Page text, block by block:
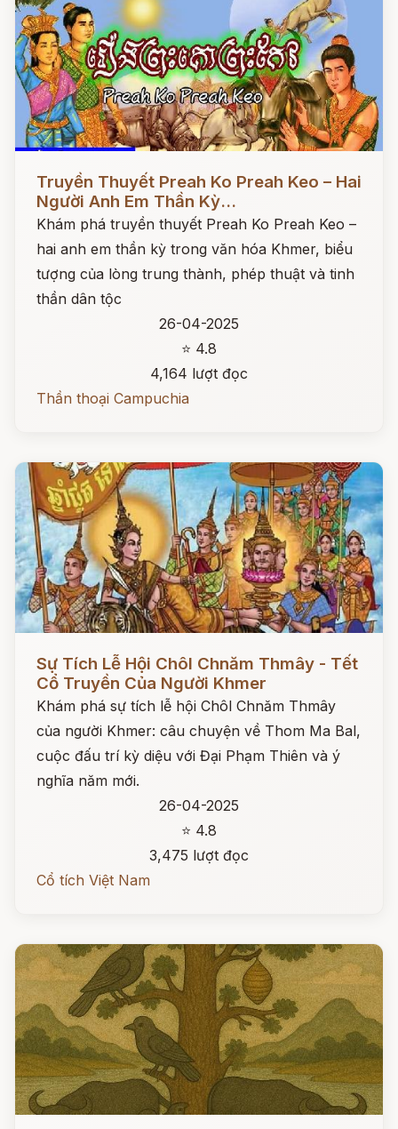
Đọc ngay
Truyền Thuyết Preah Ko Preah Keo – Hai
Người Anh Em Thần Kỳ...
Khám phá truyền thuyết Preah Ko Preah Keo –
hai anh em thần kỳ trong văn hóa Khmer, biểu
tượng của lòng trung thành, phép thuật và tinh
thần dân tộc
26-04-2025
⭐ 4.8
4,164 lượt đọc
Thần thoại Campuchia
Sự Tích Lễ Hội Chôl Chnăm Thmây - Tết
Cổ Truyền Của Người Khmer
Khám phá sự tích lễ hội Chôl Chnăm Thmây
của người Khmer: câu chuyện về Thom Ma Bal,
cuộc đấu trí kỳ diệu với Đại Phạm Thiên và ý
nghĩa năm mới.
26-04-2025
⭐ 4.8
3,475 lượt đọc
Cổ tích Việt Nam